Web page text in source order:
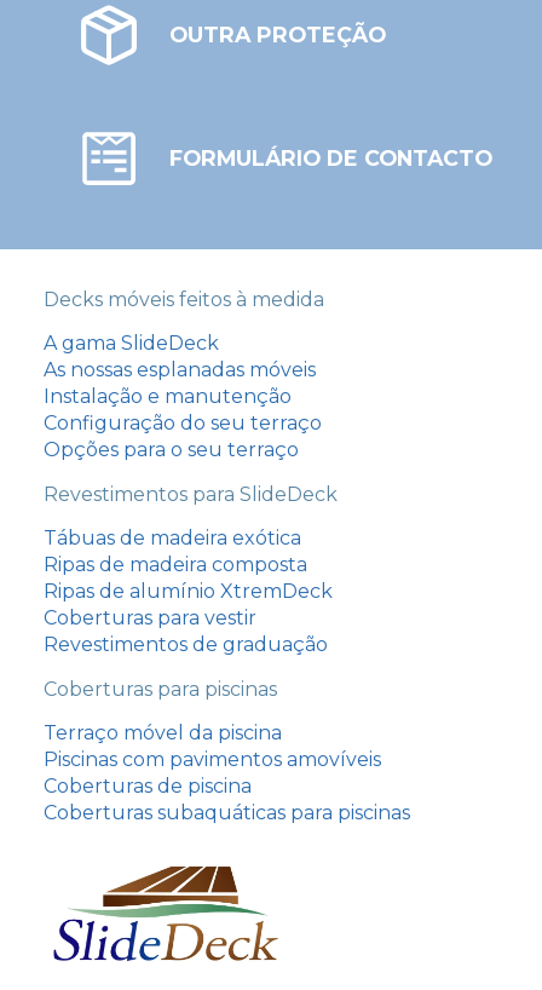
OUTRA PROTEÇÃO
FORMULÁRIO DE CONTACTO
Decks móveis feitos à medida
A gama SlideDeck
As nossas esplanadas móveis
Instalação e manutenção
Configuração do seu terraço
Opções para o seu terraço
Revestimentos para SlideDeck
Tábuas de madeira exótica
Ripas de madeira composta
Ripas de alumínio XtremDeck
Coberturas para vestir
Revestimentos de graduação
Coberturas para piscinas
Terraço móvel da piscina
Piscinas com pavimentos amovíveis
Coberturas de piscina
Coberturas subaquáticas para piscinas
Italiano
עִבְרִית